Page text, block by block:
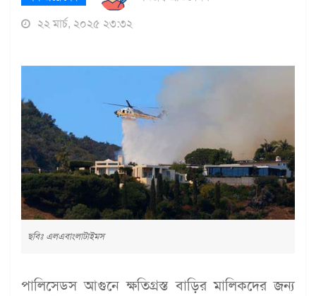
২২ মার্চ, ২০২৫ ২৩:৩২
ছবিঃ এলএবাংলাটাইমস
পালিসেডস আগুনে ক্ষতিগ্রস্ত বাড়ির মালিকদের জন্য